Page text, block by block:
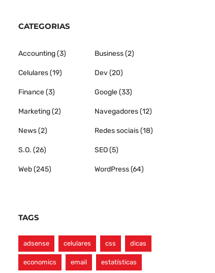
CATEGORIAS
Accounting(3) Business(2)
Celulares(19) Dev(20)
Finance(3) Google(33)
Marketing(2) Navegadores(12)
News(2) Redes sociais(18)
S.O. (26) SEO(5)
Web(245) WordPress(64)
TAGS
adsense celulares css dicas
economics email estatísticas